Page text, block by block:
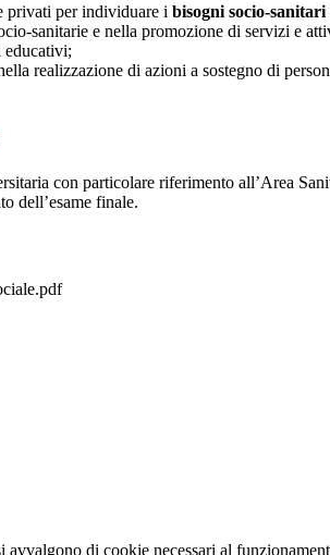
privati per individuare i bisogni socio-
sanitarie e nella promozione di servizi e
educativi;
realizzazione di azioni a sostegno di
con particolare riferimento all’Area
dell’esame finale.
di cookie necessari al